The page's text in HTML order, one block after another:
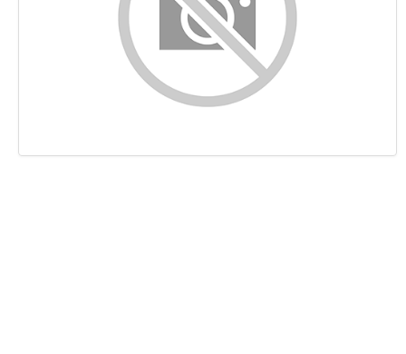
Benutzerfreundlichkeit
Dokument